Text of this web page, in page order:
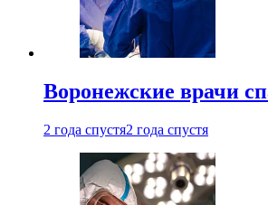
Воронежские врачи
2 года спустя2 года спустя